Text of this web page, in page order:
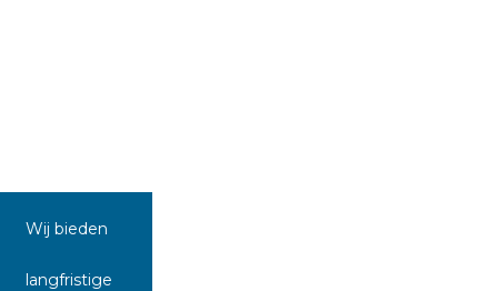
Wij bieden
langfristige